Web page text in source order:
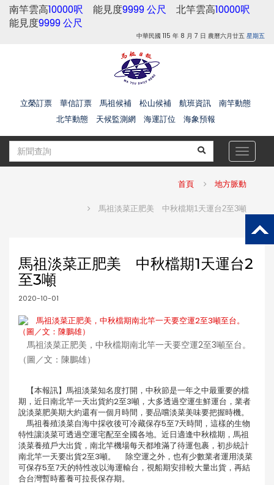
南竿雲高10000呎 能見度9999 公尺 北竿雲高10000呎
能見度9999 公尺
中華民國 115 年 8 月 7 日 農曆六月廿五 星期五
立榮訂票 華信訂票 馬祖候補 松山候補 航班資訊
南竿動態
北竿動態
天候監測網 海運訂位 海象預報
Toggle
首頁 地方脈動
馬祖淡菜正肥美 中秋檔期1天運台2至3噸
馬祖淡菜正肥美 中秋檔期1天運台2
至3噸
2020-10-01
馬祖淡菜正肥美，中秋檔期南北竿一天要空運2至3噸至台。
（圖／文：陳鵬雄）
【本報訊】馬祖淡菜知名度打開，中秋節是一年之中最重要的檔
期，近日南北竿一天出貨約2至3噸，大多透過空運生鮮運台，業者
說淡菜肥美期大約還有一個月時間，要品嚐淡菜美味要把握時機。
馬祖養殖淡菜自海中採收後可冷藏保存5至7天時間，這樣的生物
特性讓淡菜可透過空運宅配至全國各地。近日適逢中秋檔期，馬祖
淡菜養殖戶大出貨，南北竿機場每天都堆滿了待運包裹，初步統計
南北竿一天要出貨2至3噸。 除空運之外，也有少數業者運用淡菜
可保存5至7天的特性改以海運輸台，視船期安排較大量出貨，再結
合台灣暫時蓄養可拉長保存期。